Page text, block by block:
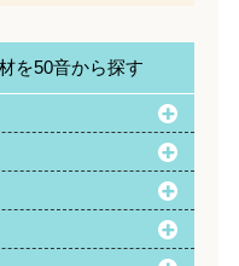
を50音から探す